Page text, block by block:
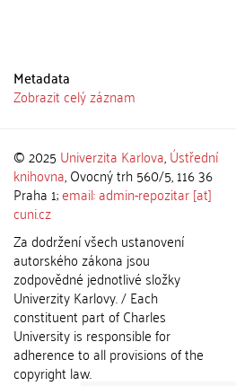
Metadata
Zobrazit celý záznam
© 2025 Univerzita Karlova,Ústřední
knihovna, Ovocný trh 560/5, 116 36
Praha 1;email: admin-repozitar [at]
cuni.cz
Za dodržení všech ustanovení
autorského zákona jsou
zodpovědné jednotlivé složky
Univerzity Karlovy. / Each
constituent part of Charles
University is responsible for
adherence to all provisions of the
copyright law.